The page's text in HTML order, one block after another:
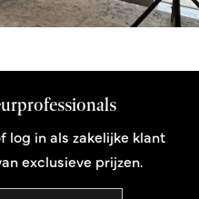
log in als zakelijke klant
exclusieve prijzen.